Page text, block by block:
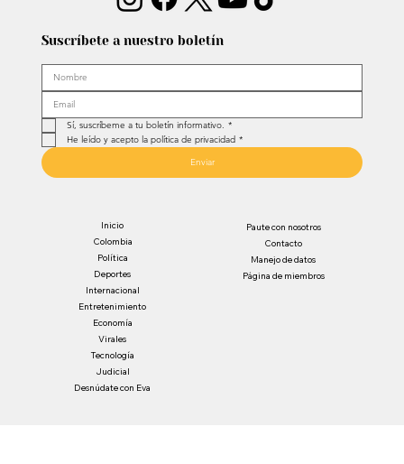
Suscríbete a nuestro boletín
Sí, suscríbeme a tu boletín informativo. *
He leído y acepto la política de privacidad *
Enviar
Inicio
Colombia
Política
Deportes
Internacional
Entretenimiento
Economía
Virales
Tecnología
Judicial
Desnúdate con Eva
Paute con nosotros
Contacto
Manejo de datos
Página de miembros